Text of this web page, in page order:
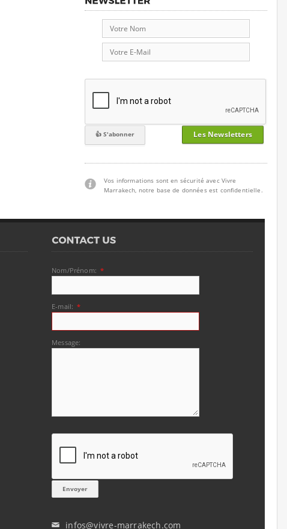
Les Newsletters
Vos informations sont en sécurité avec Vivre
Marrakech, notre base de données est confidentielle.
Nom/Prénom: *
E-mail: *
Message:
✉ infos@vivre-marrakech.com